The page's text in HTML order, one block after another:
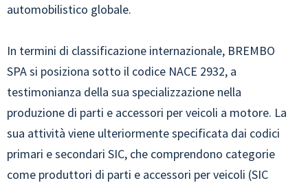
automobilistico globale.
In termini di classificazione internazionale, BREMBO
SPA si posiziona sotto il codice NACE 2932, a
testimonianza della sua specializzazione nella
produzione di parti e accessori per veicoli a motore. La
sua attività viene ulteriormente specificata dai codici
primari e secondari SIC, che comprendono categorie
come produttori di parti e accessori per veicoli (SIC